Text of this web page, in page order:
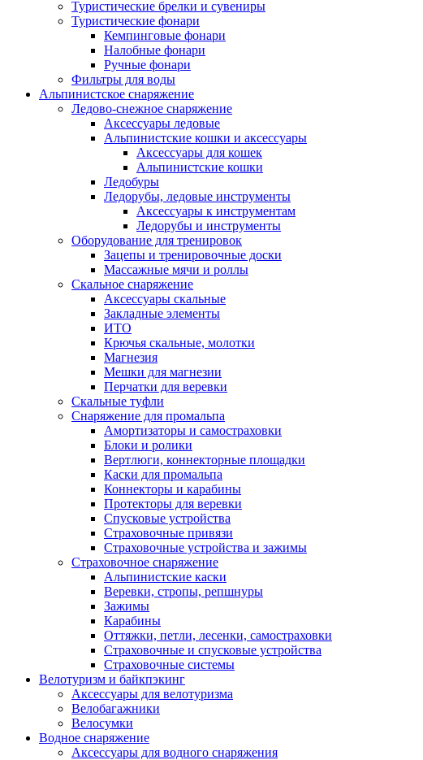
Туристические брелки и сувениры
Туристические фонари
Кемпинговые фонари
Налобные фонари
Ручные фонари
Фильтры для воды
Альпинистское снаряжение
Ледово-снежное снаряжение
Аксессуары ледовые
Альпинистские кошки и аксессуары
Аксессуары для кошек
Альпинистские кошки
Ледобуры
Ледорубы, ледовые инструменты
Аксессуары к инструментам
Ледорубы и инструменты
Оборудование для тренировок
Зацепы и тренировочные доски
Массажные мячи и роллы
Скальное снаряжение
Аксессуары скальные
Закладные элементы
ИТО
Крючья скальные, молотки
Магнезия
Мешки для магнезии
Перчатки для веревки
Скальные туфли
Снаряжение для промальпа
Амортизаторы и самостраховки
Блоки и ролики
Вертлюги, коннекторные площадки
Каски для промальпа
Коннекторы и карабины
Протекторы для веревки
Спусковые устройства
Страховочные привязи
Страховочные устройства и зажимы
Страховочное снаряжение
Альпинистские каски
Веревки, стропы, репшнуры
Зажимы
Карабины
Оттяжки, петли, лесенки, самостраховки
Страховочные и спусковые устройства
Страховочные системы
Велотуризм и байкпэкинг
Аксессуары для велотуризма
Велобагажники
Велосумки
Водное снаряжение
Аксессуары для водного снаряжения